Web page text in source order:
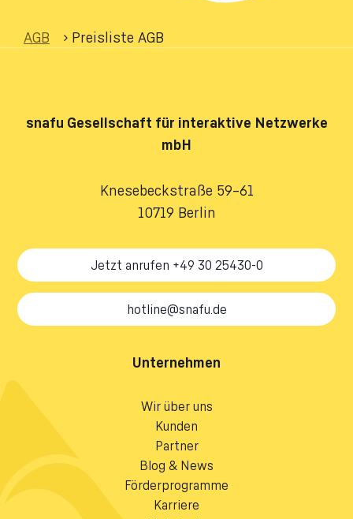
AGB › Preisliste AGB
snafu Gesellschaft für interaktive Netzwerke
mbH
Knesebeckstraße 59–61
10719 Berlin
Jetzt anrufen +49 30 25430-0
hotline@snafu.de
Unternehmen
Wir über uns
Kunden
Partner
Blog & News
Förderprogramme
Karriere